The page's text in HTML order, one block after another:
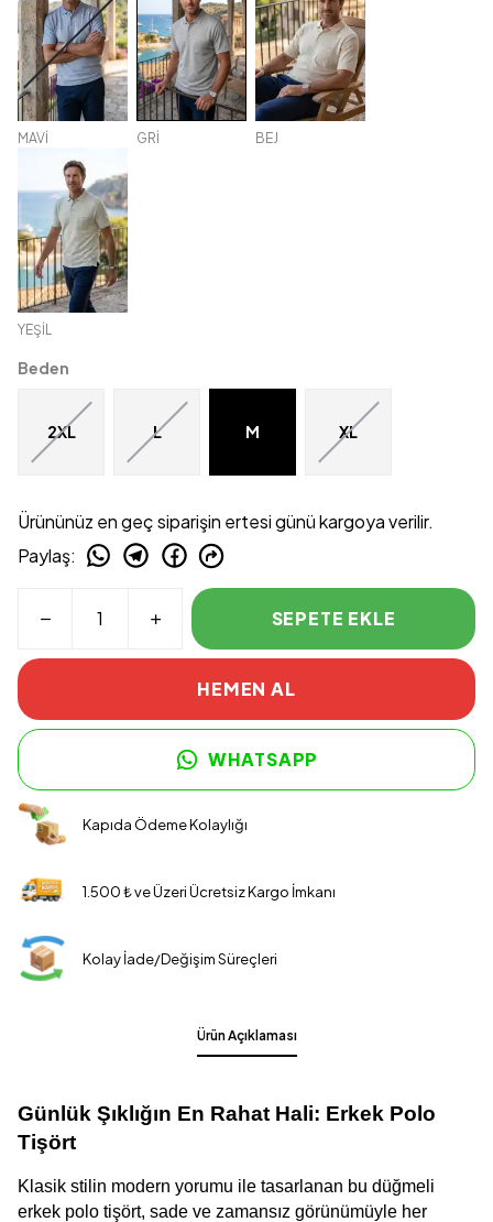
MAVİ GRİ BEJ
YEŞİL
Beden
2XL L M XL
Ürününüz en geç siparişin ertesi günü kargoya verilir.
Paylaş:
SEPETE EKLE
HEMEN AL
WHATSAPP
Kapıda Ödeme Kolaylığı
1.500 ₺ ve Üzeri Ücretsiz Kargo İmkanı
Kolay İade/Değişim Süreçleri
Ürün Açıklaması
Günlük Şıklığın En Rahat Hali: Erkek Polo
Tişört
Klasik stilin modern yorumu ile tasarlanan bu düğmeli
erkek polo tişört, sade ve zamansız görünümüyle her